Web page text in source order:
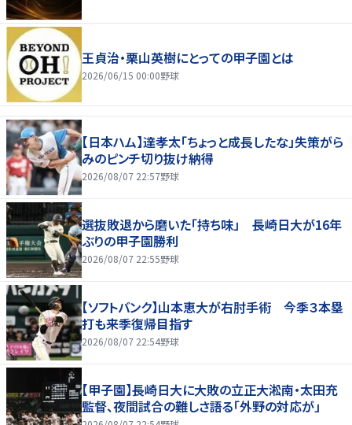
王貞治・栗山英樹にとっての甲子園とは
2026/06/15 00:00野球
【日本ハム】達孝太「ちょっと成長したな」失策がら
みのピンチ切り抜け納得
2026/08/07 22:57野球
選抜敗退から磨いた「持ち味」 長崎日大が16年
ぶりの甲子園勝利
2026/08/07 22:55野球
【ソフトバンク】山本恵大が右肘手術 今季３本塁
打も来季復帰目指す
2026/08/07 22:54野球
【甲子園】長崎日大に大敗の立正大淞南・太田充
監督、夜間試合の難しさ語る「外野の対応が」